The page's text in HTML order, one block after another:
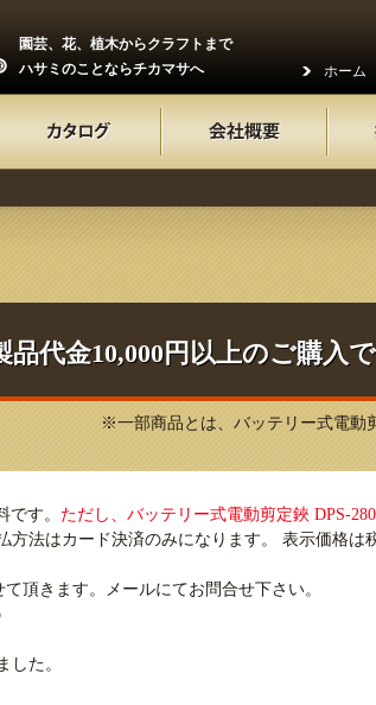
園芸、花、植木からクラフトまで
ハサミのことならチカマサへ
ホーム
代金10,000円以上のご購入
※一部商品とは、バッテリー式電動
す。 ただし、バッテリー式電動剪定鋏 DPS-
法はカード決済のみになります。 表示価格は
頂きます。メールにてお問合せ下さい。
た。